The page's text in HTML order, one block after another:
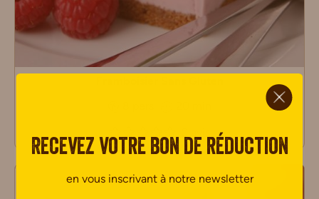
Recevez votre bon de réduction
en vous inscrivant à notre newsletter